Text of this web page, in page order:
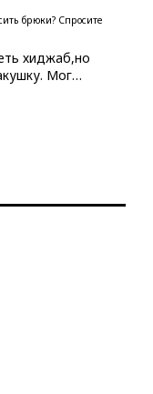
брюки? Спросите
хиджаб,но
Мог…